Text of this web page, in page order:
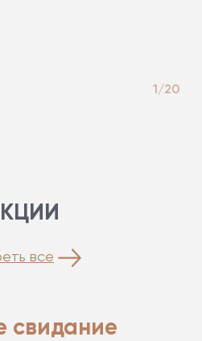
1/20
все
свидание